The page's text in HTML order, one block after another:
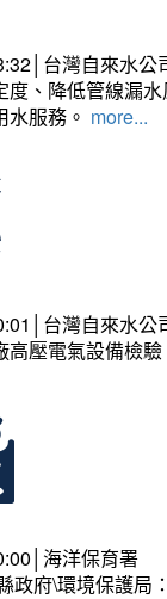
台灣自來水公
度、降低管線漏
水服務。 more...
台灣自來水公
高壓電氣設備檢
海洋保育署
政府\環境保護局